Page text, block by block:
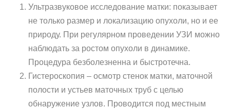
Ультразвуковое исследование матки: показывает
не только размер и локализацию опухоли, но и ее
природу. При регулярном проведении УЗИ можно
наблюдать за ростом опухоли в динамике.
Процедура безболезненна и быстротечна.
Гистероскопия – осмотр стенок матки, маточной
полости и устьев маточных труб с целью
обнаружение узлов. Проводится под местным